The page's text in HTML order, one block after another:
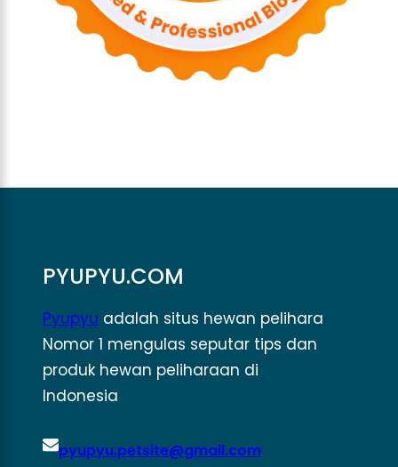
PYUPYU.COM
Pyupyu adalah situs hewan pelihara
Nomor 1 mengulas seputar tips dan
produk hewan peliharaan di
Indonesia
pyupyu.petsite@gmail.com